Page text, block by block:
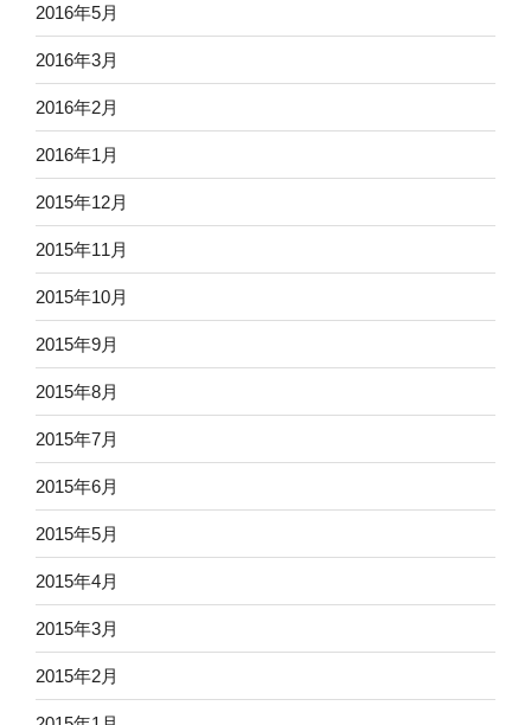
2016年5月
2016年3月
2016年2月
2016年1月
2015年12月
2015年11月
2015年10月
2015年9月
2015年8月
2015年7月
2015年6月
2015年5月
2015年4月
2015年3月
2015年2月